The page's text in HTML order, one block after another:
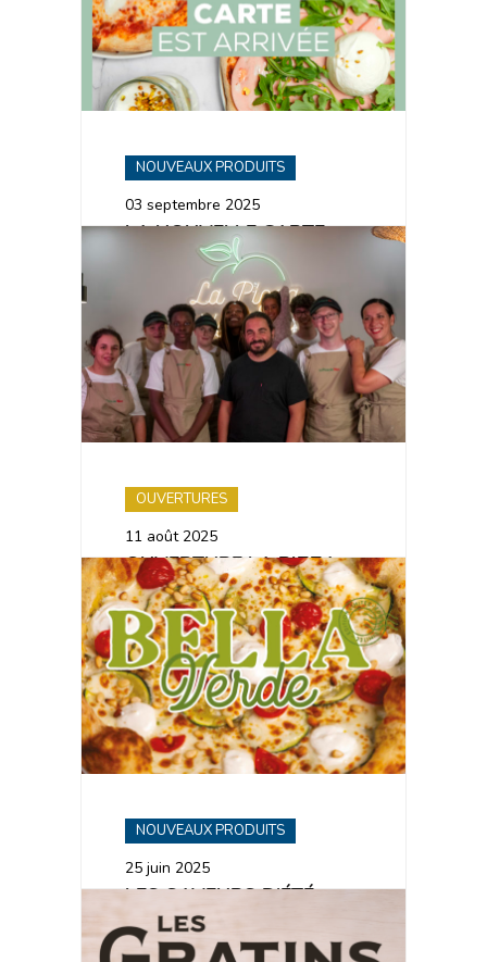
NOUVEAUX PRODUITS
03 septembre 2025
LA NOUVELLE CARTE
2025 EST ARRIVÉE !
OUVERTURES
11 août 2025
OUVERTURE LA PIZZA
DE NICO MAUBEUGE
NOUVEAUX PRODUITS
25 juin 2025
LES SAVEURS D’ÉTÉ
ARRIVENT CHEZ LA
PIZZA DE NICO